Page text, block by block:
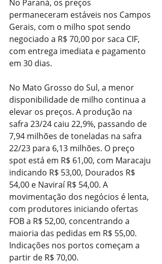
No Paraná, os preços
permaneceram estáveis nos Campos
Gerais, com o milho spot sendo
negociado a R$ 70,00 por saca CIF,
com entrega imediata e pagamento
em 30 dias.
No Mato Grosso do Sul, a menor
disponibilidade de milho continua a
elevar os preços. A produção na
safra 23/24 caiu 22,9%, passando de
7,94 milhões de toneladas na safra
22/23 para 6,13 milhões. O preço
spot está em R$ 61,00, com Maracaju
indicando R$ 53,00, Dourados R$
54,00 e Naviraí R$ 54,00. A
movimentação dos negócios é lenta,
com produtores iniciando ofertas
FOB a R$ 52,00, concentrando a
maioria das pedidas em R$ 55,00.
Indicações nos portos começam a
partir de R$ 70,00.